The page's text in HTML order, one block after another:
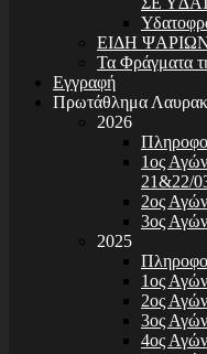
ΕΙΔΗ
Τα Φράγματα
Εγγραφή
Πρωτάθλημα
2026
1ος
21&22/
2ος
3ος
2025
1ος
2ος
3ος
4ος